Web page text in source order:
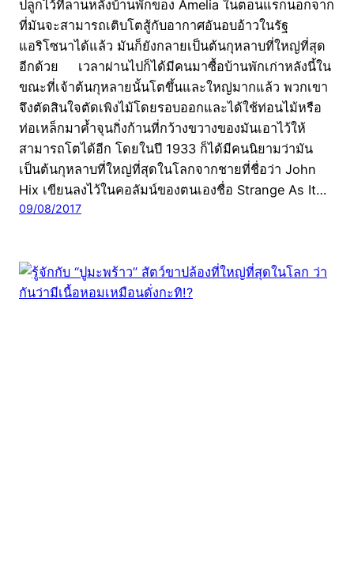
ปลูกไว้ที่ลานหลังบ้านพักของ Amelia ในตอนแรกนอกจาก
ที่มันจะสามารถเติบโตสู้กับอากาศอันอบอ้าวในรัฐ
แอริโซนาได้แล้ว มันก็ยังกลายเป็นต้นกุหลาบที่ใหญ่ที่สุด
อีกด้วย เวลาผ่านไปก็ได้มีคนมาซื้อบ้านพักเก่าหลังนี้ใน
ขณะที่เจ้าต้นกุหลายนั้นโตขึ้นและใหญ่มากแล้ว พวกเขา
จึงตัดสินใจตัดเพิงไม้โดยรอบออกและได้ใช้ท่อนไม้หรือ
ท่อเหล็กมาค้ำจุนกิ่งก้านที่กว้างขวางของมันเอาไว้ให้
สามารถโตได้อีก โดยในปี 1933 ก็ได้มีคนนิยามว่ามัน
เป็นต้นกุหลาบที่ใหญ่ที่สุดในโลกจากชายที่ชื่อว่า John
Hix เขียนลงไว้ในคอลัมน์ของตนเองชื่อ Strange As It…
09/08/2017